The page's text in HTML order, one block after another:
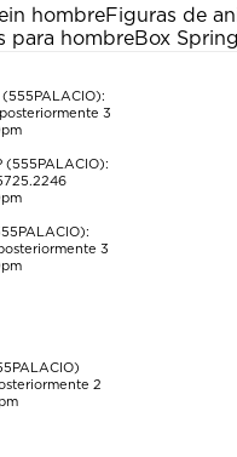
hombreFiguras de
para hombreBox
(555PALACIO):
3
(555PALACIO):
3
2